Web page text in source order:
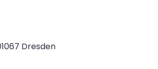
Dresden